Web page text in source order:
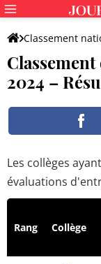
Classement
Classement
2024 –
Les collèges
évaluations
Rang Collège